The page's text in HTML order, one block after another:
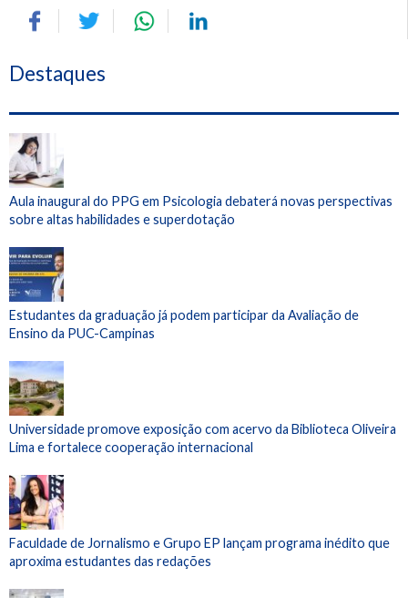
Destaques
Aula inaugural do PPG em Psicologia debaterá novas perspectivas
sobre altas habilidades e superdotação
Estudantes da graduação já podem participar da Avaliação de
Ensino da PUC-Campinas
Universidade promove exposição com acervo da Biblioteca Oliveira
Lima e fortalece cooperação internacional
Faculdade de Jornalismo e Grupo EP lançam programa inédito que
aproxima estudantes das redações